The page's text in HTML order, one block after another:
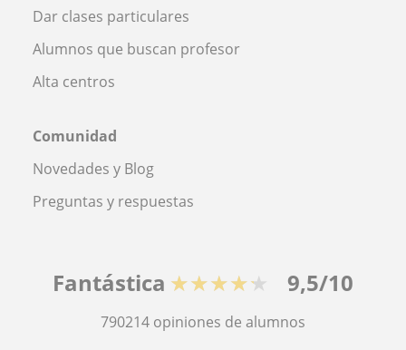
Dar clases particulares
Alumnos que buscan profesor
Alta centros
Comunidad
Novedades y Blog
Preguntas y respuestas
Fantástica ★★★★★ 9,5/10
790214 opiniones de alumnos